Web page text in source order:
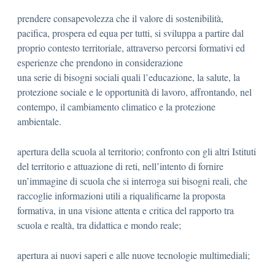
prendere consapevolezza che il valore di sostenibilità,
pacifica, prospera ed equa per tutti, si sviluppa a partire dal
proprio contesto territoriale, attraverso percorsi formativi ed
esperienze che prendono in considerazione
una serie di bisogni sociali quali l’educazione, la salute, la
protezione sociale e le opportunità di lavoro, affrontando, nel
contempo, il cambiamento climatico e la protezione
ambientale.
apertura della scuola al territorio; confronto con gli altri Istituti
del territorio e attuazione di reti, nell’intento di fornire
un’immagine di scuola che si interroga sui bisogni reali, che
raccoglie informazioni utili a riqualificarne la proposta
formativa, in una visione attenta e critica del rapporto tra
scuola e realtà, tra didattica e mondo reale;
apertura ai nuovi saperi e alle nuove tecnologie multimediali;